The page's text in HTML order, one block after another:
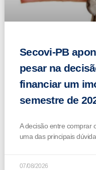
Secovi-PB
pesar na
financiar um
semestre de
A decisão entre comprar
uma das principais
07/08/2026